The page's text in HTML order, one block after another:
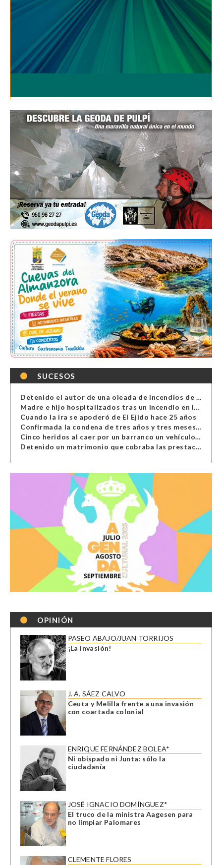
SUCESOS
Detenido el autor de una oleada de incendios de contenedores en Almería
Madre e hijo hospitalizados tras un incendio en la cocina de una vivienda en Almería
Cuando la ira se apoderó de El Ejido hace 25 años
Confirmada la condena de tres años y tres meses al hombre de Antas acusado de xenofobia
Cinco heridos al caer por un barranco un vehículo en Alcolea
Detenido un matrimonio que cobraba las prestaciones de ilegales en Almería, Granada, Málaga, Huelva y Murcia
OPINIÓN
PASEO ABAJO/JUAN TORRIJOS
¡La invasión!
J. A. SÁEZ CALVO
Ceuta y Melilla frente a una invasión
con coartada colonial
ENRIQUE FERNÁNDEZ BOLEA*
Ni obispado ni Junta: sólo la
ciudadanía
JOSÉ IGNACIO DOMÍNGUEZ*
El truco de la ministra Aagesen para
no limpiar Palomares
CLEMENTE FLORES